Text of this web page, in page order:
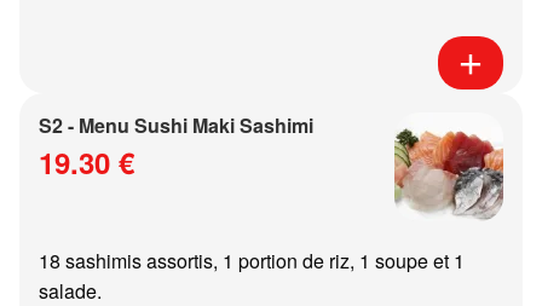
S2 - Menu Sushi Maki Sashimi
19.30 €
18 sashimis assortis, 1 portion de riz, 1 soupe et 1
salade.